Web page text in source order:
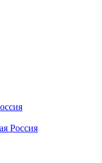
Россия